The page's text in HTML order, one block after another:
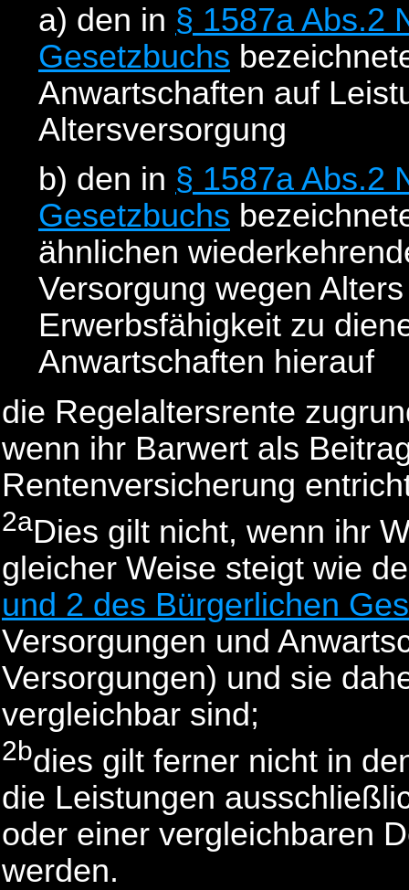
a) den in § 1587a Abs.2
Gesetzbuchs
Anwartschaften auf
Altersversorgung
b) den in § 1587a Abs.2
Gesetzbuchs
ähnlichen
Versorgung wegen
Erwerbsfähigkeit zu
Anwartschaften hierauf
die Regelaltersrente
wenn ihr Barwert als
Rentenversicherung
2aDies gilt nicht, wenn ihr
gleicher Weise steigt wie
und 2 des Bürgerlichen
Versorgungen und
Versorgungen) und sie
vergleichbar sind;
2bdies gilt ferner nicht in
die Leistungen
oder einer vergleichbaren
werden.